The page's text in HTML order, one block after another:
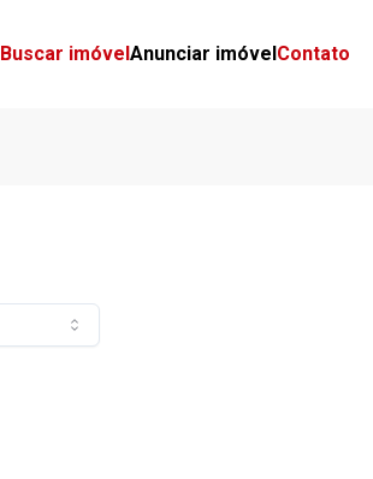
Buscar imóvelAnunciar imóvelContato